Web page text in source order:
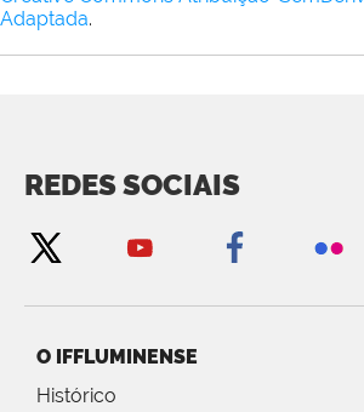
Adaptada.
REDES SOCIAIS
O IFFLUMINENSE
Histórico